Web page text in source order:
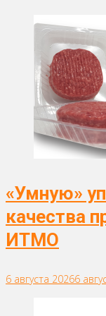
«Умную»
качества
ИТМО
6 августа 20266